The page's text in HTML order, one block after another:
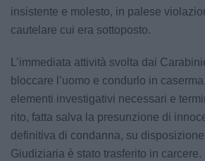
insistente e molesto, in palese
cautelare cui era sottoposto.
L’immediata attività svolta dai
bloccare l’uomo e condurlo in
elementi investigativi necessari e
rito, fatta salva la presunzione di
definitiva di condanna, su disposizione
Giudiziaria è stato trasferito in carcere.